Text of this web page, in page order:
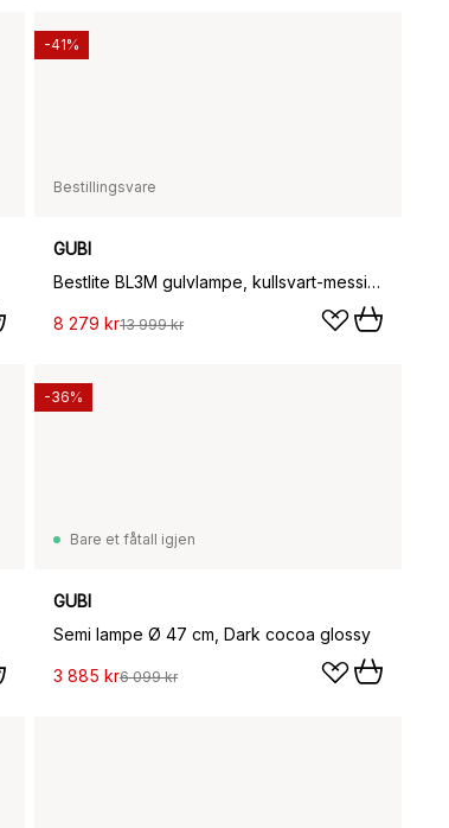
Bestillingsvare
GUBI
Bestlite BL3M gulvlampe, kullsvart-messing
8 279 kr13 999 kr
-41%
Bare et fåtall igjen
GUBI
Semi lampe Ø 47 cm, Dark cocoa glossy
3 885 kr6 099 kr
-36%